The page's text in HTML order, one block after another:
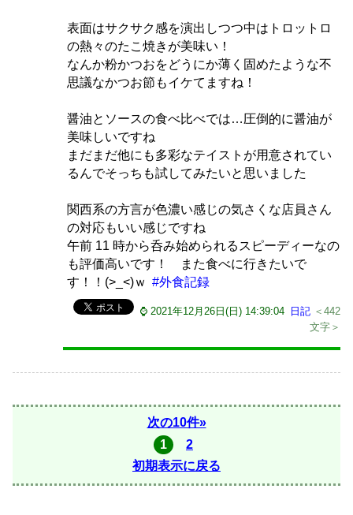
表面はサクサク感を演出しつつ中はトロットロ
の熱々のたこ焼きが美味い！
なんか粉かつおをどうにか薄く固めたような不
思議なかつお節もイケてますね！
醤油とソースの食べ比べでは…圧倒的に醤油が
美味しいですね
まだまだ他にも多彩なテイストが用意されてい
るんでそっちも試してみたいと思いました
関西系の方言が色濃い感じの気さくな店員さん
の対応もいい感じですね
午前 11 時から呑み始められるスピーディーなの
も評価高いです！ また食べに行きたいで
す！！(>_<)ｗ #外食記録
⌚ 2021年12月26日(日) 14:39:04 日記 ＜442
文字＞
次の10件»
1
2
初期表示に戻る